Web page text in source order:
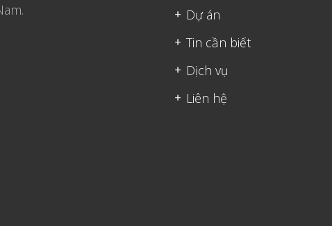
Dự án
Tin cần biết
Dịch vụ
Liên hệ